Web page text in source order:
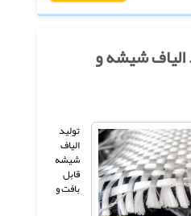
الیاف شیشه و
تولید
الیاف
شیشه
قابل
بافت و